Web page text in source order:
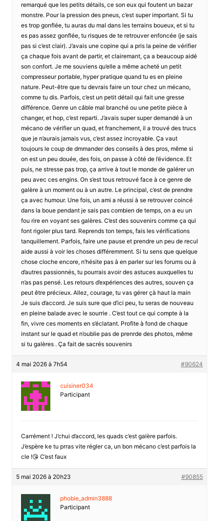
remarqué que les petits détails, ce son eux qui foutent un bazar
monstre. Pour la pression des pneus, c’est super important. Si tu
es trop gonflée, tu auras du mal dans les terrains boueux, et si tu
es pas assez gonflée, tu risques de te retrouver enfoncée (je sais
pas si c’est clair). J’avais une copine qui a pris la peine de vérifier
ça chaque fois avant de partir, et clairemant, ça a beaucoup aidé
son confort. Je me souviens qu’elle a même acheté un petit
compresseur portable, hyper pratique quand tu es en pleine
nature. Peut-être que tu devrais faire un tour chez un mécano,
comme tu dis. Parfois, c’est un petit détail qui fait une gresse
différence. Genre un câble mal branché ou une petite pièce à
changer, et hop, c’est reparti. J’avais super super demandé à un
mécano de vérifier un quad, et franchement, il a trouvé des trucs
que je n’aurais jamais vus, c’est assez incroyable. Ça vaut
toujours le coup de dmmander des conseils à des pros, même si
on est un peu douée, des fois, on passe à côté de l’évidence. Et
puis, ne stresse pas trop, ça arrive à tout le monde de galérer un
peu avec ces engins. On s’est tous retrouvé face à ce genre de
galère à un moment ou à un autre. Le principal, c’est de prendre
ça avec humour. Une fois, un ami a réussi à se retrouver coincé
dans la boue pendant je sais pas combien de temps, on a eu un
fou rire en voyant ses galères. C’est des souvenirs comme ça qui
font rigoler plus tard. Reprends ton temps, fais les vérifications
tanquillement. Parfois, faire une pause et prendre un peu de recul
aide aussi à voir les choses différemment. Si tu sens que quelque
chose cloche encore, n’hésite pas à en parler sur les forums ou à
d’autres passionnés, tu pourrais avoir des astuces auxquelles tu
n’as pas pensé. Les retours d’expériences des autres, souven ça
peut être précieux. Allez, courage, tu vas gérer çà haut la main
Je suis d’accord. Je suis sure que d’ici peu, tu seras de nouveau
en pleine balade avec le sourrie . C’est tout ce qui compte à la
fin, vivre ces moments en s’éclatant. Profite à fond de chaque
instant sur le quad et n’oublie pas de prenrde des photos, même
si tu galères . Ça fait de sacrés souvenirs
4 mai 2026 à 7h54 #90624
cuisiner034
Participant
Carrément ! J’chui d’accord, les quads c’est galère parfois.
J’espère ke tu prras vite régler ca, un bon mécano c’est parfois la
cle !😘 C’est faux
5 mai 2026 à 20h23 #90855
phobie_admin3888
Participant